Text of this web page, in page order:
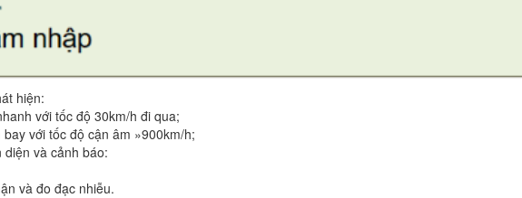
hiện:
với tốc độ 30km/h đi qua;
với tốc độ cận âm »900km/h;
và cảnh báo:
và đo đạc nhiễu.